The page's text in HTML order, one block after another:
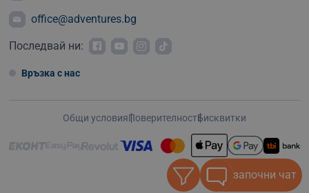
office@adventures.bg
Последвай ни:
Връзка с нас
Общи условияПоверителностБисквитки
започни чат